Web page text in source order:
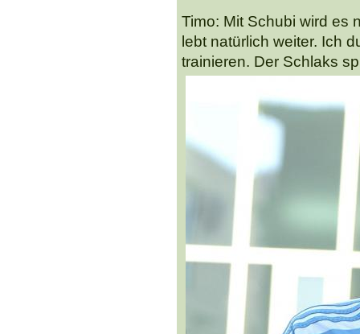
Timo: Mit Schubi wird es
lebt natürlich weiter. Ich
trainieren. Der Schlaks